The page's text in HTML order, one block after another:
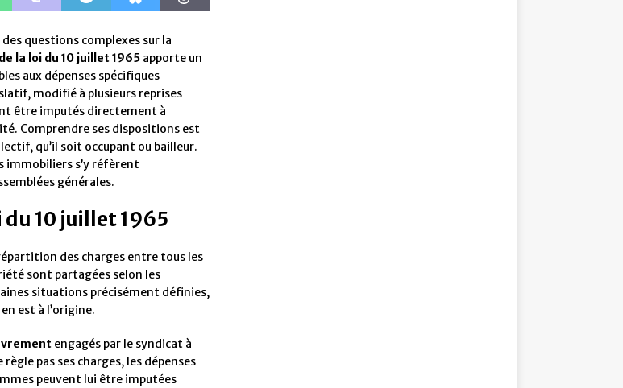
questions complexes sur la
la loi du 10 juillet 1965 apporte un
aux dépenses spécifiques
modifié à plusieurs reprises
être imputés directement à
Comprendre ses dispositions est
qu’il soit occupant ou bailleur.
immobiliers s’y réfèrent
générales.
du 10 juillet 1965
des charges entre tous les
sont partagées selon les
situations précisément définies,
est à l’origine.
engagés par le syndicat à
pas ses charges, les dépenses
peuvent lui être imputées